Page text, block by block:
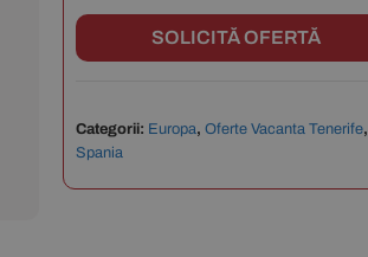
SOLICITĂ OFERTĂ
Categorii: Europa, Oferte Vacanta Tenerife,
Spania